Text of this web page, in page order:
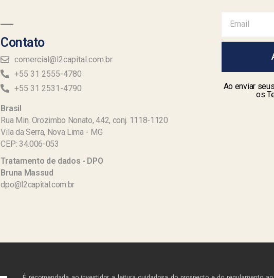
Contato
comercial@l2capital.com.br
+55 31 2555-4780
+55 31 2531-4790
Brasil
Rua Min. Orozimbo Nonato, 442, conj. 1118-1120
Vila da Serra, Nova Lima - MG
CEP: 34.006-053
Tratamento de dados - DPO
Bruna Massud
dpo@l2capital.com.br
Ao enviar
os